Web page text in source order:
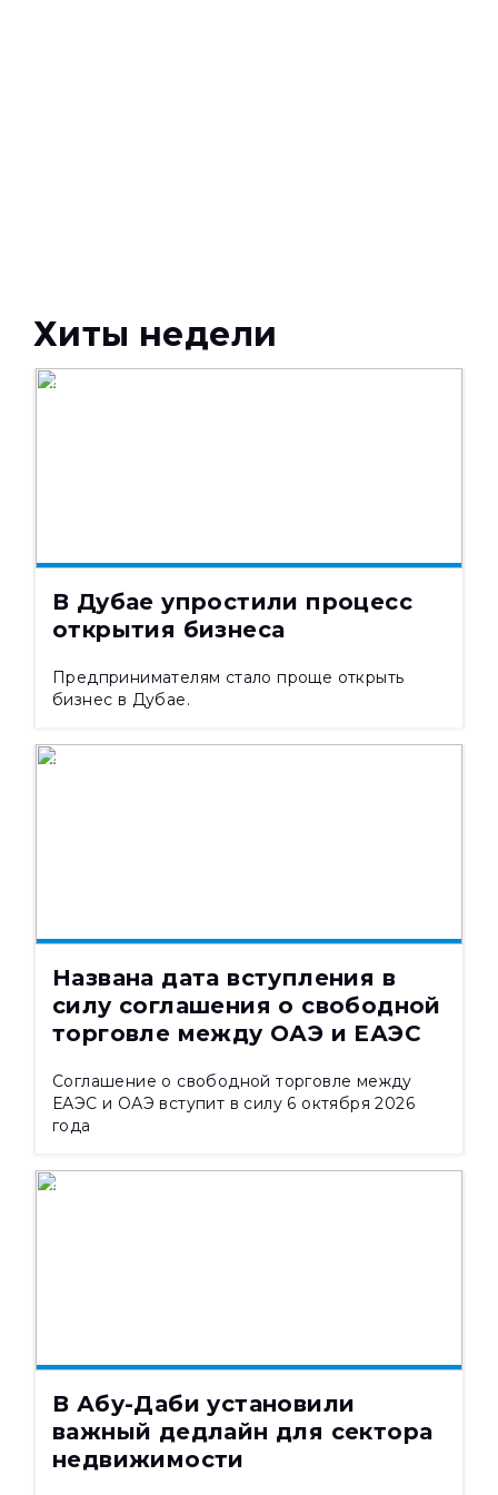
Хиты недели
В Дубае упростили процесс
открытия бизнеса
Предпринимателям стало проще открыть
бизнес в Дубае.
Названа дата вступления в
силу соглашения о свободной
торговле между ОАЭ и ЕАЭС
​Соглашение о свободной торговле между
ЕАЭС и ОАЭ вступит в силу 6 октября 2026
года
В Абу-Даби установили
важный дедлайн для сектора
недвижимости